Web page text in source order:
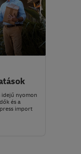
idejű nyomon
és a
import